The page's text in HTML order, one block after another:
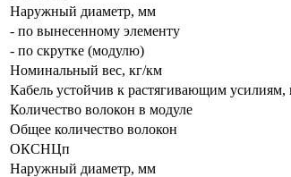
Наружный диаметр, мм
- по вынесенному элементу
- по скрутке (модулю)
Номинальный вес, кг/км
Кабель устойчив к растягивающим усилиям,
Количество волокон в модуле
Общее количество волокон
ОКСНЦп
Наружный диаметр, мм